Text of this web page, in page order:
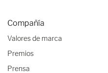
Compañía
Valores de marca
Premios
Prensa